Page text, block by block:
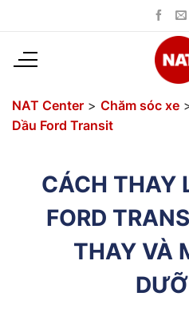
dung
NAT Center > Chăm sóc xe
Dầu Ford Transit
CÁCH THAY
FORD
THAY VÀ